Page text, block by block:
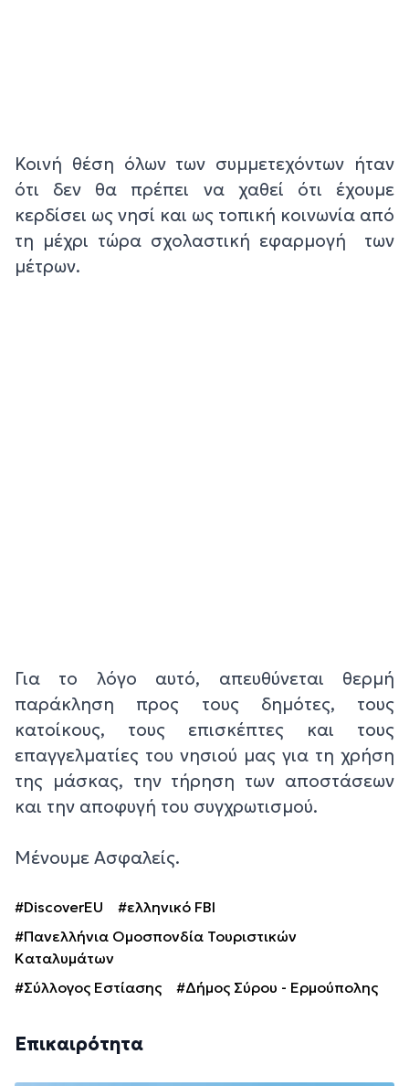
Κοινή θέση όλων των συμμετεχόντων ήταν
ότι δεν θα πρέπει να χαθεί ότι έχουμε
κερδίσει ως νησί και ως τοπική κοινωνία από
τη μέχρι τώρα σχολαστική εφαρμογή των
μέτρων.
Για το λόγο αυτό, απευθύνεται θερμή
παράκληση προς τους δημότες, τους
κατοίκους, τους επισκέπτες και τους
επαγγελματίες του νησιού μας για τη χρήση
της μάσκας, την τήρηση των αποστάσεων
και την αποφυγή του συγχρωτισμού.
Μένουμε Ασφαλείς.
#DiscoverEU
#ελληνικό FBI
#Πανελλήνια Ομοσπονδία Τουριστικών
Καταλυμάτων
#Σύλλογος Εστίασης
#Δήμος Σύρου - Ερμούπολης
Επικαιρότητα